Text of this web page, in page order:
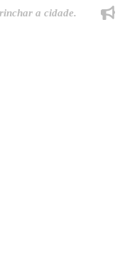
cidade.